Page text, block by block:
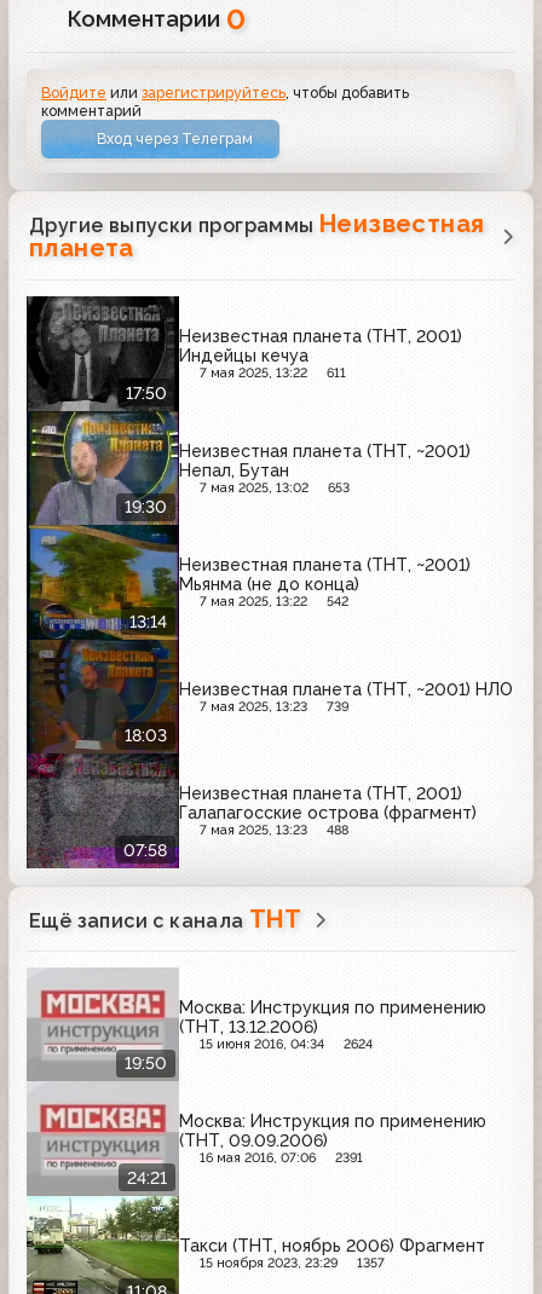
Комментарии 0
Войдите илизарегистрируйтесь , чтобы добавить
комментарий
Вход через Телеграм
Другие выпуски программы Неизвестная
планета
17:50
Неизвестная планета (ТНТ, 2001)
Индейцы кечуа
7 мая 2025, 13:22 611
19:30
Неизвестная планета (ТНТ, ~2001)
Непал, Бутан
7 мая 2025, 13:02 653
13:14
Неизвестная планета (ТНТ, ~2001)
Мьянма (не до конца)
7 мая 2025, 13:22 542
18:03
Неизвестная планета (ТНТ, ~2001) НЛО
7 мая 2025, 13:23 739
07:58
Неизвестная планета (ТНТ, 2001)
Галапагосские острова (фрагмент)
7 мая 2025, 13:23 488
Ещё записи с канала ТНТ
19:50
Москва: Инструкция по применению
(ТНТ, 13.12.2006)
15 июня 2016, 04:34 2624
24:21
Москва: Инструкция по применению
(ТНТ, 09.09.2006)
16 мая 2016, 07:06 2391
Такси (ТНТ, ноябрь 2006) Фрагмент
15 ноября 2023, 23:29 1357